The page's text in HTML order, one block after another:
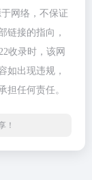
网络，不保证
链接的指向，
收录时，该网
如出现违规，
担任何责任。
！